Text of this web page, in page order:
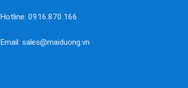
Hotline: 0916.870.166
Email: sales@maiduong.vn